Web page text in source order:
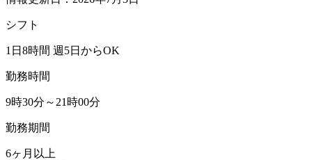
シフト
1日8時間 週5日からOK
勤務時間
9時30分～21時00分
勤務期間
6ヶ月以上